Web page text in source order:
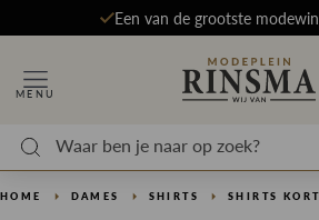
Een van de grootste
MENU
HOME DAMES SHIRTS SHIRTS